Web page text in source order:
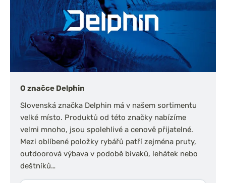
O značce Delphin
Slovenská značka Delphin má v našem sortimentu
velké místo. Produktů od této značky nabízíme
velmi mnoho, jsou spolehlivé a cenově přijatelné.
Mezi oblíbené položky rybářů patří zejména pruty,
outdoorová výbava v podobě bivaků, lehátek nebo
deštníků…